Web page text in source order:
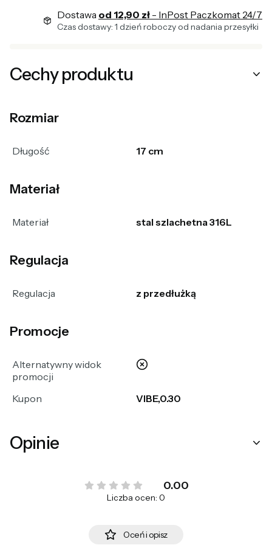
Dostawa od 12,90 zł - InPost Paczkomat 24/7
Czas dostawy: 1 dzień roboczy od nadania przesyłki
Cechy produktu
Rozmiar
Długość 17 cm
Materiał
Materiał stal szlachetna 316L
Regulacja
Regulacja z przedłużką
Promocje
Alternatywny widok
promocji
nie
Kupon VIBE,0.30
Opinie
0.00
Liczba ocen: 0
Oceń i opisz